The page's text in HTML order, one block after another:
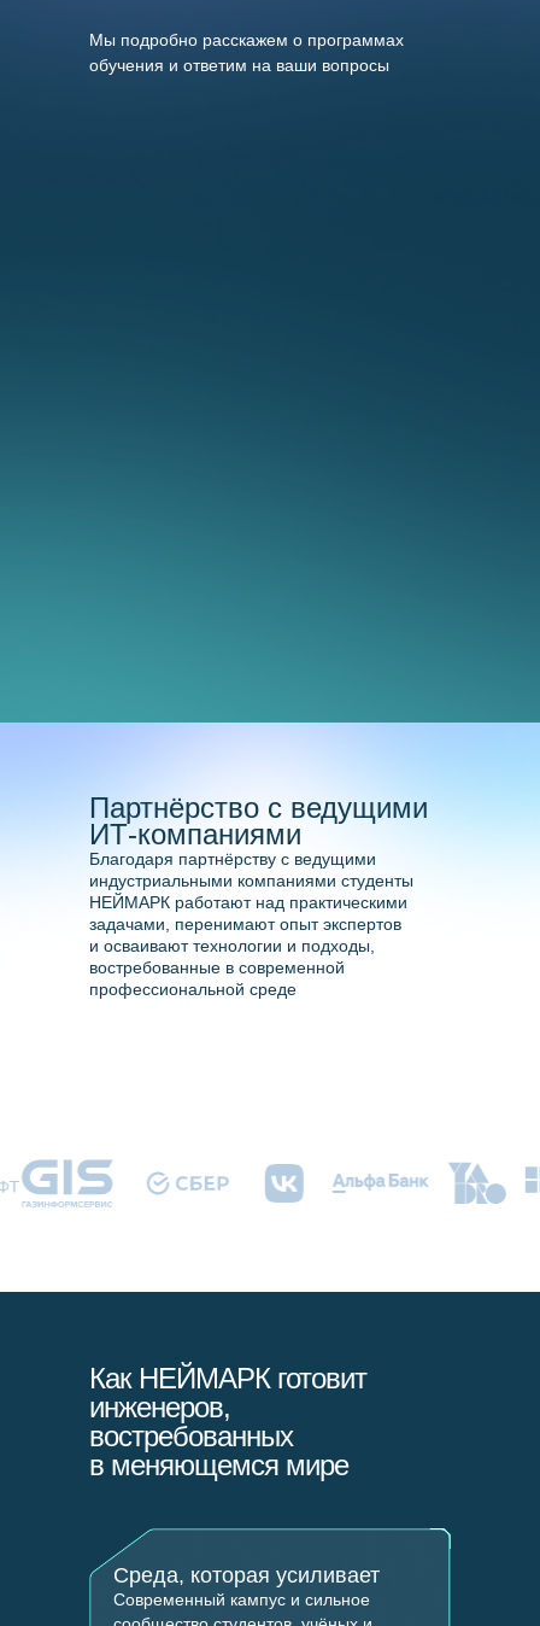
Мы подробно расскажем о программах
обучения и ответим на ваши вопросы
Партнёрство с ведущими
ИТ-компаниями
Благодаря партнёрству с ведущими
индустриальными компаниями студенты
НЕЙМАРК работают над практическими
задачами, перенимают опыт экспертов
и осваивают технологии и подходы,
востребованные в современной
профессиональной среде
Среда, которая усиливает
Современный кампус и сильное
Как НЕЙМАРК готовит
инженеров,
востребованных
в меняющемся мире
Оплата по семестрам и
льготное кредитование
Оплату можно распределить на
семестры и оформить кредит
под 0% . При оплате обучения
вы можете получить налоговый